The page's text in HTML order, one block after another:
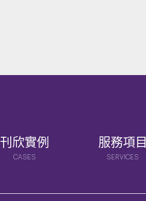
刊欣實例
CASES
服務項目
SERVICES